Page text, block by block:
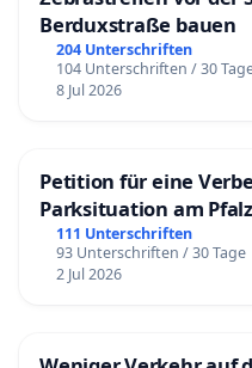
Berduxstraße bauen
204 Unterschriften
104 Unterschriften / 30
8 Jul 2026
Petition für eine
Parksituation am
111 Unterschriften
93 Unterschriften / 30 Tage
2 Jul 2026